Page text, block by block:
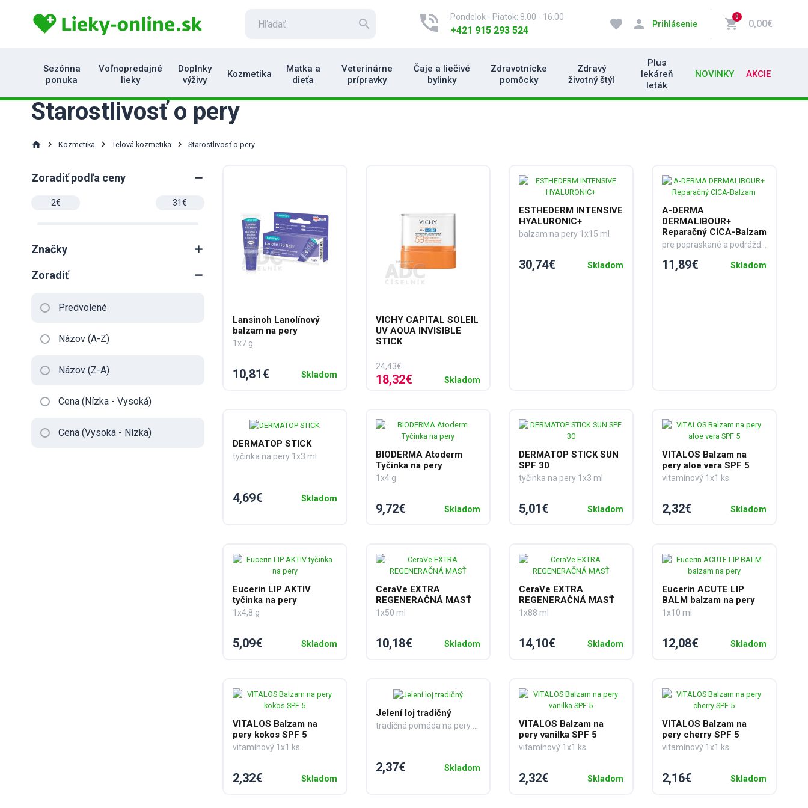
search phone_in_talk Pondelok - Piatok: 8.00 - 16.00
+421 915 293 524 favorite person Prihlásenie shopping_cart
0
0,00€
Sezónna
ponuka
Voľnopredajné
lieky
Doplnky
výživy
Kozmetika
Matka a
dieťa
Veterinárne
prípravky
Čaje a liečivé
bylinky
Zdravotnícke
pomôcky
Zdravý
životný štýl
Plus
lekáreň
leták
NOVINKY AKCIE
Starostlivosť o pery
home Kozmetika Telová kozmetika Starostlivosť o pery
Zoradiť podľa ceny
Značky
Zoradiť
Predvolené
Názov (A-Z)
Názov (Z-A)
Cena (Nízka - Vysoká)
Cena (Vysoká - Nízka)
Lansinoh Lanolínový
balzam na pery
1x7 g
10,81€ Skladom
VICHY CAPITAL SOLEIL
UV AQUA INVISIBLE
STICK
24,43€
18,32€ Skladom
ESTHEDERM INTENSIVE
HYALURONIC+
balzam na pery 1x15 ml
30,74€ Skladom
A-DERMA
DERMALIBOUR+
Reparačný CICA-Balzam
11,89€ Skladom
DERMATOP STICK
tyčinka na pery 1x3 ml
4,69€ Skladom
BIODERMA Atoderm
Tyčinka na pery
1x4 g
9,72€ Skladom
DERMATOP STICK SUN
SPF 30
tyčinka na pery 1x3 ml
5,01€ Skladom
VITALOS Balzam na
pery aloe vera SPF 5
vitamínový 1x1 ks
2,32€ Skladom
Eucerin LIP AKTIV
tyčinka na pery
1x4,8 g
5,09€ Skladom
CeraVe EXTRA
REGENERAČNÁ MASŤ
1x50 ml
10,18€ Skladom
CeraVe EXTRA
REGENERAČNÁ MASŤ
1x88 ml
14,10€ Skladom
Eucerin ACUTE LIP
BALM balzam na pery
1x10 ml
12,08€ Skladom
VITALOS Balzam na
pery kokos SPF 5
vitamínový 1x1 ks
2,32€ Skladom
Jelení loj tradičný
2,37€ Skladom
VITALOS Balzam na
pery vanilka SPF 5
vitamínový 1x1 ks
2,32€ Skladom
VITALOS Balzam na
pery cherry SPF 5
vitamínový 1x1 ks
2,16€ Skladom